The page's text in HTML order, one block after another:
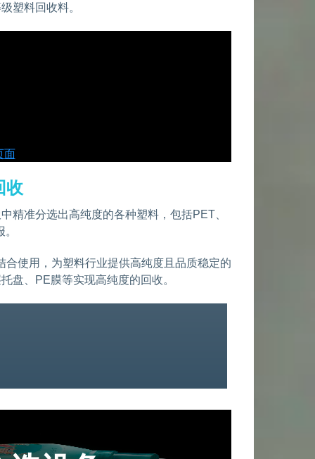
塑料回收料。
面
收
精准分选出高纯度的各种塑料，包括PET、
使用，为塑料行业提供高纯度且品质稳定的
盘、PE膜等实现高纯度的回收。